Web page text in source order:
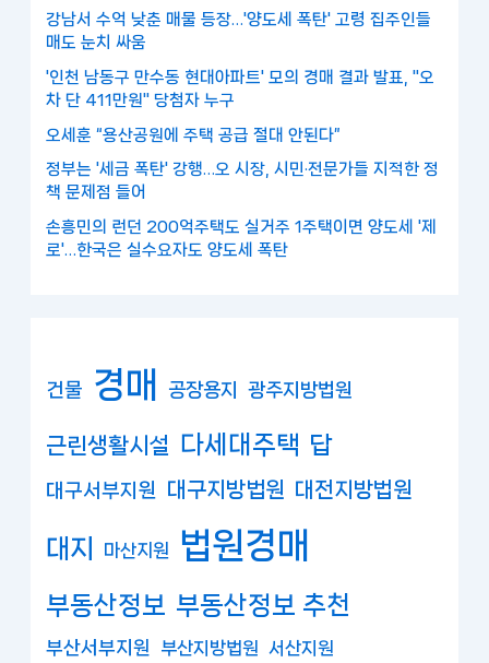
강남서 수억 낮춘 매물 등장…'양도세 폭탄' 고령 집주인들
매도 눈치 싸움
'인천 남동구 만수동 현대아파트' 모의 경매 결과 발표, "오
차 단 411만원" 당첨자 누구
오세훈 “용산공원에 주택 공급 절대 안된다”
정부는 '세금 폭탄' 강행…오 시장, 시민·전문가들 지적한 정
책 문제점 들어
손흥민의 런던 200억주택도 실거주 1주택이면 양도세 '제
로'…한국은 실수요자도 양도세 폭탄
건물 경매 공장용지 광주지방법원
근린생활시설 다세대주택 답
대구서부지원 대구지방법원 대전지방법원
대지 마산지원 법원경매
부동산정보 부동산정보 추천
부산서부지원 부산지방법원 서산지원